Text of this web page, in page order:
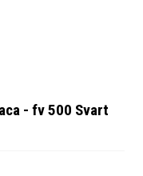
- fv 500 Svart